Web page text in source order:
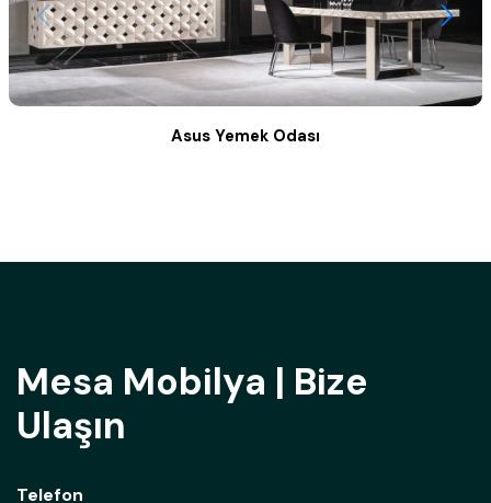
Asus Yemek Odası
Mesa Mobilya | Bize
Ulaşın
Telefon